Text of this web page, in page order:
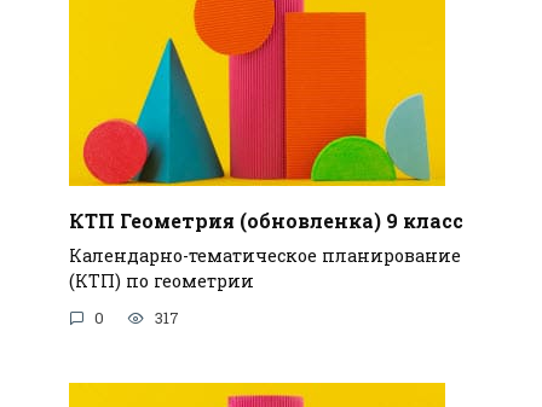
КТП Геометрия (обновленка) 9 класс
Календарно-тематическое планирование
(КТП) по геометрии
0 317